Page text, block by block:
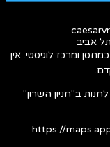
ומרכז לוגיסטי. אין
ב"חניון השרון"
https://